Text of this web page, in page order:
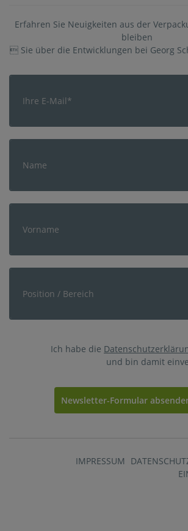
Erfahren Sie Neuigkeiten aus der
bleiben
 Sie über die Entwicklungen bei Georg
Ich habe die
und bin damit
Newsletter-Formular
IMPRESSUM